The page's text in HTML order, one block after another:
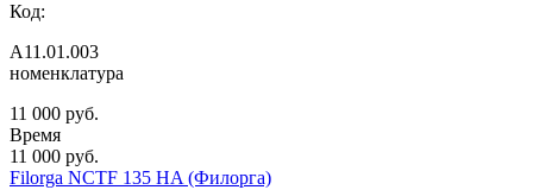
Код:
А11.01.003
номенклатура
11 000 руб.
Время
11 000 руб.
Filorga NCTF 135 HA (Филорга)